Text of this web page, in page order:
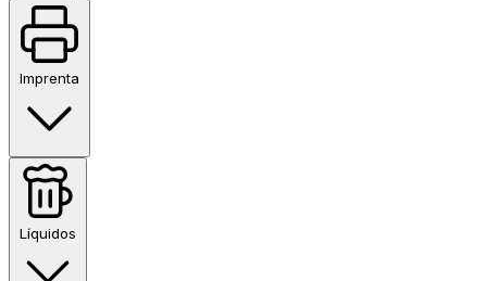
Imprenta
Líquidos